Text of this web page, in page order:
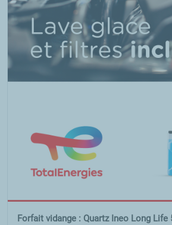
Forfait vidange : Quartz Ineo Long Life